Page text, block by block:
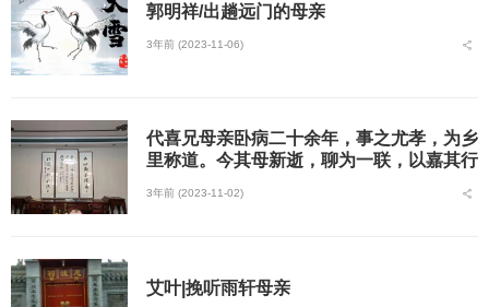
郭明祥/出趟远门的母亲
3年前 (2023-11-06)
代喜兄母亲卧病二十余年，事之尤孝，为乡
里称道。今其母新逝，聊为一联，以嘉其行
3年前 (2023-11-02)
艾叶|挽听雨轩母亲